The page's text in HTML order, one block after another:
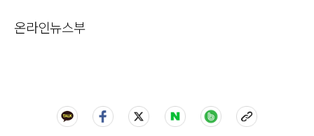
온라인뉴스부